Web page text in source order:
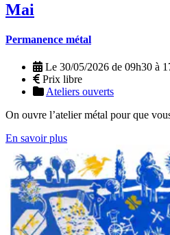
Mai
Permanence métal
Le 30/05/2026 de 09h30 à
Prix libre
Ateliers ouverts
On ouvre l’atelier métal pour que
En savoir plus